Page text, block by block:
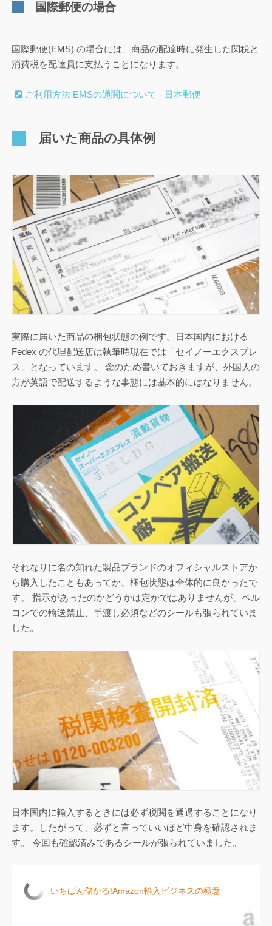
国際郵便の場合
国際郵便(EMS) の場合には、商品の配達時に発生した関税と
消費税を配達員に支払うことになります。
ご利用方法 EMSの通関について - 日本郵便
届いた商品の具体例
実際に届いた商品の梱包状態の例です。日本国内における
Fedex の代理配送店は執筆時現在では「セイノーエクスプレ
ス」となっています。 念のため書いておきますが、外国人の
方が英語で配送するような事態には基本的にはなりません。
それなりに名の知れた製品ブランドのオフィシャルストアか
ら購入したこともあってか、梱包状態は全体的に良かったで
す。 指示があったのかどうかは定かではありませんが、ベル
コンでの輸送禁止、手渡し必須などのシールも張られていま
した。
日本国内に輸入するときには必ず税関を通過することになり
ます。したがって、必ずと言っていいほど中身を確認されま
す。 今回も確認済みであるシールが張られていました。
いちばん儲かる!Amazon輸入ビジネスの極意